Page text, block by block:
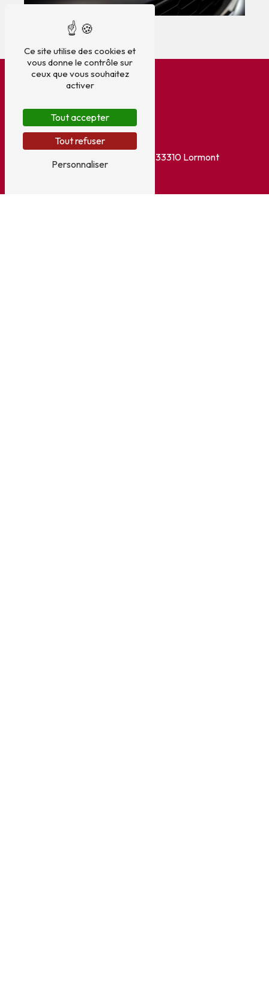
33310 Lormont
Ce site utilise des cookies et
vous donne le contrôle sur
ceux que vous souhaitez
activer
Tout accepter
Tout refuser
Personnaliser